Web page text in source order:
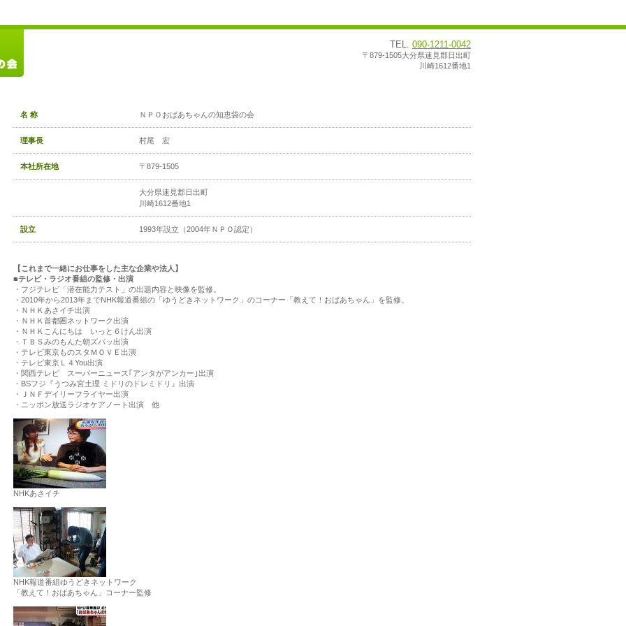
TEL. 090-1211-0042
〒879-1505大分県速見郡日出町
川崎1612番地1
名 称 ＮＰＯおばあちゃんの知恵袋の会
理事長 村尾 宏
本社所在地 〒879-1505
大分県速見郡日出町
川崎1612番地1
設立 1993年設立（2004年ＮＰＯ認定）
【これまで一緒にお仕事をした主な企業や法人】
■テレビ・ラジオ番組の監修・出演
・フジテレビ「潜在能力テスト」の出題内容と映像を監修。
・2010年から2013年までNHK報道番組の「ゆうどきネットワーク」のコーナー「教えて！おばあちゃん」を監修。
・ＮＨＫあさイチ出演
・ＮＨＫ首都圏ネットワーク出演
・ＮＨＫこんにちは いっと６けん出演
・ＴＢＳみのもんた朝ズバッ出演
・テレビ東京ものスタＭＯＶＥ出演
・テレビ東京Ｌ４You出演
・関西テレビ スーパーニュース｢アンタがアンカー｣出演
・BSフジ『うつみ宮土理 ミドリのドレミドリ』出演
・ＪＮＦデイリーフライヤー出演
・ニッポン放送ラジオケアノート出演 他
NHKあさイチ
NHK報道番組ゆうどきネットワーク
「教えて！おばあちゃん」コーナー監修